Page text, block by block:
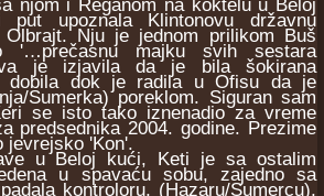
upoznala Klintonovu državnu
Olbrajt. Nju je jednom prilikom Buš
'…prečasnu majku svih sestara
je izjavila da je bila šokirana
dobila dok je radila u Ofisu da je
Sumerka) poreklom. Siguran sam
se isto tako iznenadio za vreme
predsednika 2004. godine. Prezime
'Kon'.
u Beloj kući, Keti je sa ostalim
u spavaću sobu, zajedno sa
kontroloru, (Hazaru/Sumercu),